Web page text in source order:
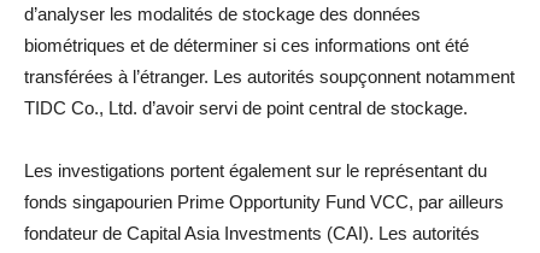
d’analyser les modalités de stockage des données
biométriques et de déterminer si ces informations ont été
transférées à l’étranger. Les autorités soupçonnent notamment
TIDC Co., Ltd. d’avoir servi de point central de stockage.
Les investigations portent également sur le représentant du
fonds singapourien Prime Opportunity Fund VCC, par ailleurs
fondateur de Capital Asia Investments (CAI). Les autorités